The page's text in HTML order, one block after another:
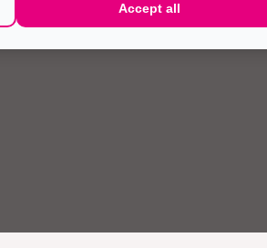
Accept all